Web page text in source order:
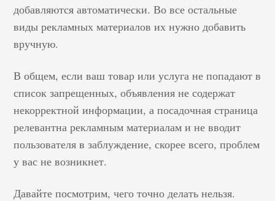
добавляются автоматически. Во все остальные
виды рекламных материалов их нужно добавить
вручную.
В общем, если ваш товар или услуга не попадают в
список запрещенных, объявления не содержат
некорректной информации, а посадочная страница
релевантна рекламным материалам и не вводит
пользователя в заблуждение, скорее всего, проблем
у вас не возникнет.
Давайте посмотрим, чего точно делать нельзя.